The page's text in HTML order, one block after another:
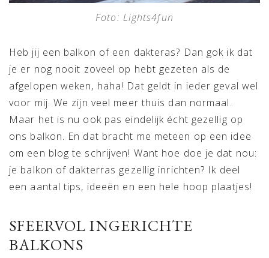
Foto: Lights4fun
Heb jij een balkon of een dakteras? Dan gok ik dat
je er nog nooit zoveel op hebt gezeten als de
afgelopen weken, haha! Dat geldt in ieder geval wel
voor mij. We zijn veel meer thuis dan normaal.
Maar het is nu ook pas eindelijk écht gezellig op
ons balkon. En dat bracht me meteen op een idee
om een blog te schrijven! Want hoe doe je dat nou:
je balkon of dakterras gezellig inrichten? Ik deel
een aantal tips, ideeën en een hele hoop plaatjes!
SFEERVOL INGERICHTE
BALKONS